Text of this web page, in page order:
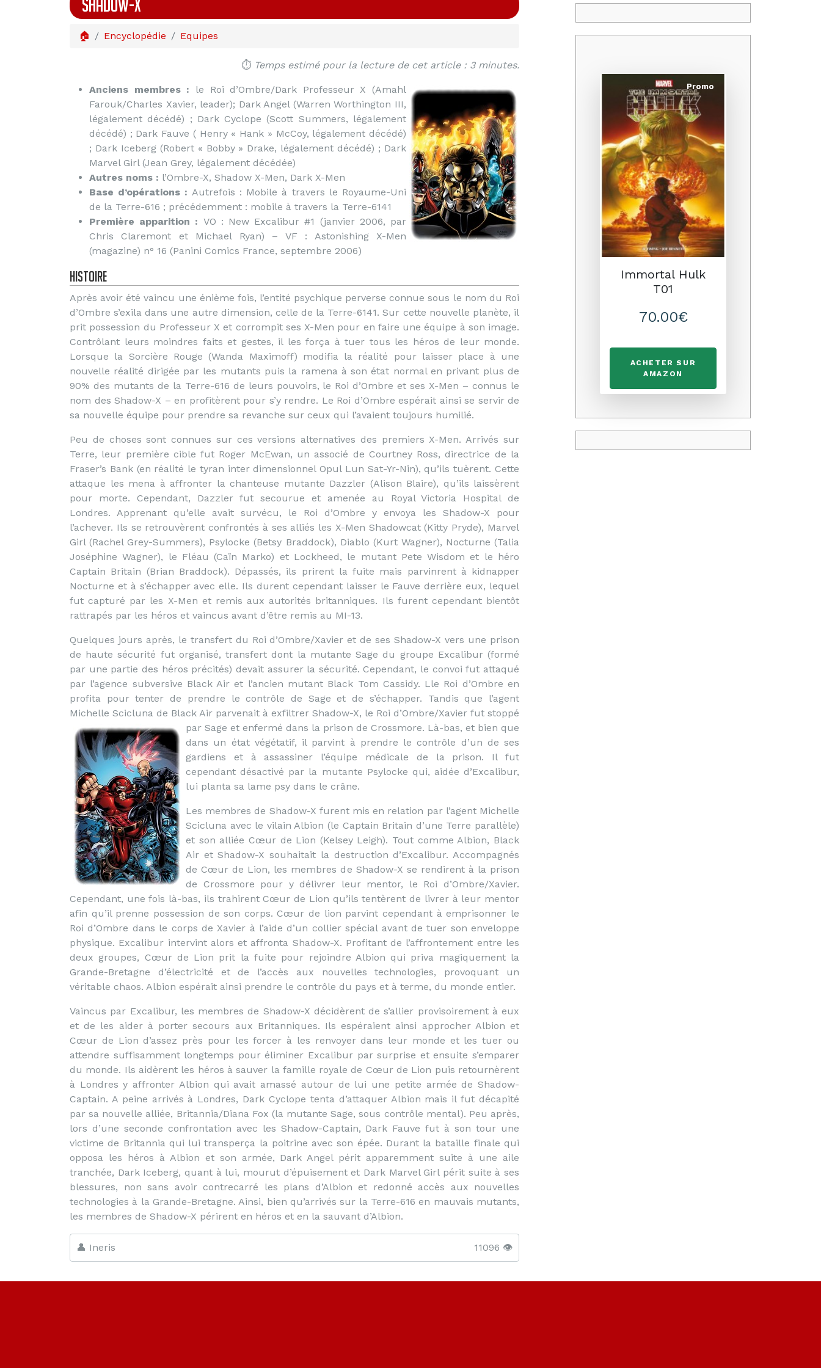
SHADOW-X
🏠 Encyclopédie Equipes
⏱️ Temps estimé pour la lecture de cet article : 3 minutes.
Anciens membres : le Roi d’Ombre/Dark Professeur X (Amahl
Farouk/Charles Xavier, leader); Dark Angel (Warren Worthington III,
légalement décédé) ; Dark Cyclope (Scott Summers, légalement
décédé) ; Dark Fauve ( Henry « Hank » McCoy, légalement décédé)
; Dark Iceberg (Robert « Bobby » Drake, légalement décédé) ; Dark
Marvel Girl (Jean Grey, légalement décédée)
Autres noms : l’Ombre-X, Shadow X-Men, Dark X-Men
Base d’opérations : Autrefois : Mobile à travers le Royaume-Uni
de la Terre-616 ; précédemment : mobile à travers la Terre-6141
Première apparition : VO : New Excalibur #1 (janvier 2006, par
Chris Claremont et Michael Ryan) – VF : Astonishing X-Men
(magazine) n° 16 (Panini Comics France, septembre 2006)
Histoire
Après avoir été vaincu une énième fois, l’entité psychique perverse connue sous le nom du Roi
d’Ombre s’exila dans une autre dimension, celle de la Terre-6141. Sur cette nouvelle planète, il
prit possession du Professeur X et corrompit ses X-Men pour en faire une équipe à son image.
Contrôlant leurs moindres faits et gestes, il les força à tuer tous les héros de leur monde.
Lorsque la Sorcière Rouge (Wanda Maximoff) modifia la réalité pour laisser place à une
nouvelle réalité dirigée par les mutants puis la ramena à son état normal en privant plus de
90% des mutants de la Terre-616 de leurs pouvoirs, le Roi d’Ombre et ses X-Men – connus le
nom des Shadow-X – en profitèrent pour s’y rendre. Le Roi d’Ombre espérait ainsi se servir de
sa nouvelle équipe pour prendre sa revanche sur ceux qui l’avaient toujours humilié.
Peu de choses sont connues sur ces versions alternatives des premiers X-Men. Arrivés sur
Terre, leur première cible fut Roger McEwan, un associé de Courtney Ross, directrice de la
Fraser’s Bank (en réalité le tyran inter dimensionnel Opul Lun Sat-Yr-Nin), qu’ils tuèrent. Cette
attaque les mena à affronter la chanteuse mutante Dazzler (Alison Blaire), qu’ils laissèrent
pour morte. Cependant, Dazzler fut secourue et amenée au Royal Victoria Hospital de
Londres. Apprenant qu’elle avait survécu, le Roi d’Ombre y envoya les Shadow-X pour
l’achever. Ils se retrouvèrent confrontés à ses alliés les X-Men Shadowcat (Kitty Pryde), Marvel
Girl (Rachel Grey-Summers), Psylocke (Betsy Braddock), Diablo (Kurt Wagner), Nocturne (Talia
Joséphine Wagner), le Fléau (Caïn Marko) et Lockheed, le mutant Pete Wisdom et le héro
Captain Britain (Brian Braddock). Dépassés, ils prirent la fuite mais parvinrent à kidnapper
Nocturne et à s’échapper avec elle. Ils durent cependant laisser le Fauve derrière eux, lequel
fut capturé par les X-Men et remis aux autorités britanniques. Ils furent cependant bientôt
rattrapés par les héros et vaincus avant d’être remis au MI-13.
Quelques jours après, le transfert du Roi d’Ombre/Xavier et de ses Shadow-X vers une prison
de haute sécurité fut organisé, transfert dont la mutante Sage du groupe Excalibur (formé
par une partie des héros précités) devait assurer la sécurité. Cependant, le convoi fut attaqué
par l’agence subversive Black Air et l’ancien mutant Black Tom Cassidy. Lle Roi d’Ombre en
profita pour tenter de prendre le contrôle de Sage et de s’échapper. Tandis que l’agent
Michelle Scicluna de Black Air parvenait à exfiltrer Shadow-X, le Roi d’Ombre/Xavier fut stoppé
par Sage et enfermé dans la prison de Crossmore. Là-bas, et bien que
dans un état végétatif, il parvint à prendre le contrôle d’un de ses
gardiens et à assassiner l’équipe médicale de la prison. Il fut
cependant désactivé par la mutante Psylocke qui, aidée d’Excalibur,
lui planta sa lame psy dans le crâne.
Les membres de Shadow-X furent mis en relation par l’agent Michelle
Scicluna avec le vilain Albion (le Captain Britain d’une Terre parallèle)
et son alliée Cœur de Lion (Kelsey Leigh). Tout comme Albion, Black
Air et Shadow-X souhaitait la destruction d’Excalibur. Accompagnés
de Cœur de Lion, les membres de Shadow-X se rendirent à la prison
de Crossmore pour y délivrer leur mentor, le Roi d’Ombre/Xavier.
Cependant, une fois là-bas, ils trahirent Cœur de Lion qu’ils tentèrent de livrer à leur mentor
afin qu’il prenne possession de son corps. Cœur de lion parvint cependant à emprisonner le
Roi d’Ombre dans le corps de Xavier à l’aide d’un collier spécial avant de tuer son enveloppe
physique. Excalibur intervint alors et affronta Shadow-X. Profitant de l’affrontement entre les
deux groupes, Cœur de Lion prit la fuite pour rejoindre Albion qui priva magiquement la
Grande-Bretagne d’électricité et de l’accès aux nouvelles technologies, provoquant un
véritable chaos. Albion espérait ainsi prendre le contrôle du pays et à terme, du monde entier.
Vaincus par Excalibur, les membres de Shadow-X décidèrent de s’allier provisoirement à eux
et de les aider à porter secours aux Britanniques. Ils espéraient ainsi approcher Albion et
Cœur de Lion d’assez près pour les forcer à les renvoyer dans leur monde et les tuer ou
attendre suffisamment longtemps pour éliminer Excalibur par surprise et ensuite s’emparer
du monde. Ils aidèrent les héros à sauver la famille royale de Cœur de Lion puis retournèrent
à Londres y affronter Albion qui avait amassé autour de lui une petite armée de Shadow-
Captain. A peine arrivés à Londres, Dark Cyclope tenta d’attaquer Albion mais il fut décapité
par sa nouvelle alliée, Britannia/Diana Fox (la mutante Sage, sous contrôle mental). Peu après,
lors d’une seconde confrontation avec les Shadow-Captain, Dark Fauve fut à son tour une
victime de Britannia qui lui transperça la poitrine avec son épée. Durant la bataille finale qui
opposa les héros à Albion et son armée, Dark Angel périt apparemment suite à une aile
tranchée, Dark Iceberg, quant à lui, mourut d’épuisement et Dark Marvel Girl périt suite à ses
blessures, non sans avoir contrecarré les plans d’Albion et redonné accès aux nouvelles
technologies à la Grande-Bretagne. Ainsi, bien qu’arrivés sur la Terre-616 en mauvais mutants,
les membres de Shadow-X périrent en héros et en la sauvant d’Albion.
👤 Ineris 11096 👁️
Promo
Immortal Hulk
T01
70.00€
ACHETER SUR
AMAZON